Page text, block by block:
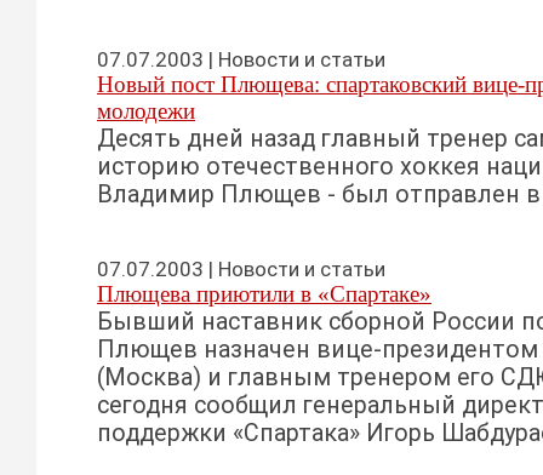
07.07.2003 | Новости и статьи
Новый пост Плющева: спартаковский вице-
молодежи
Десять дней назад главный тренер
историю отечественного хоккея
Владимир Плющев - был отправлен в
07.07.2003 | Новости и статьи
Плющева приютили в «Спартаке»
Бывший наставник сборной России
Плющев назначен вице-президентом
(Москва) и главным тренером его
сегодня сообщил генеральный
поддержки «Спартака» Игорь